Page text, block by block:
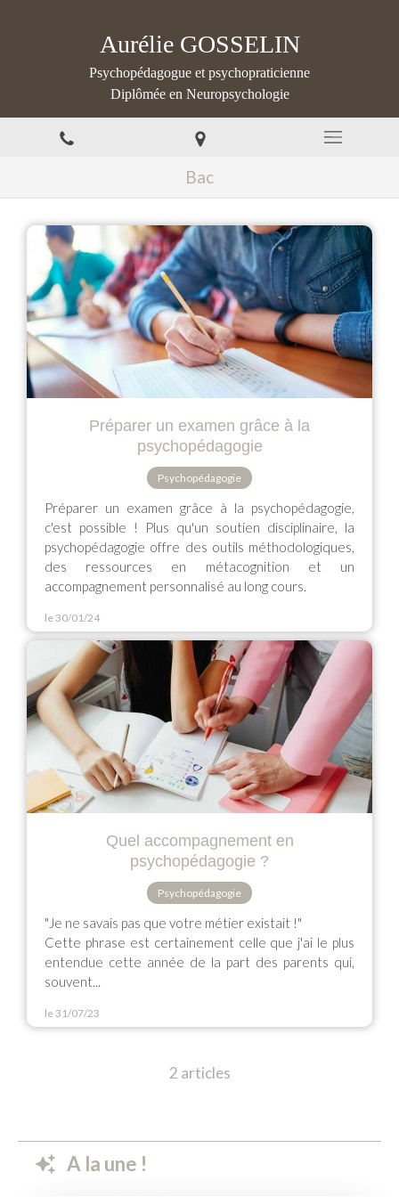
Aurélie GOSSELIN
Psychopédagogue et psychopraticienne
Diplômée en Neuropsychologie
Bac
Préparer un examen grâce à la
psychopédagogie
Psychopédagogie
Préparer un examen grâce à la psychopédagogie,
c'est possible ! Plus qu'un soutien disciplinaire, la
psychopédagogie offre des outils méthodologiques,
des ressources en métacognition et un
accompagnement personnalisé au long cours.
le 30/01/24
Quel accompagnement en
psychopédagogie ?
Psychopédagogie
"Je ne savais pas que votre métier existait !"
Cette phrase est certainement celle que j'ai le plus
entendue cette année de la part des parents qui,
souvent...
le 31/07/23
2 articles
A la une !